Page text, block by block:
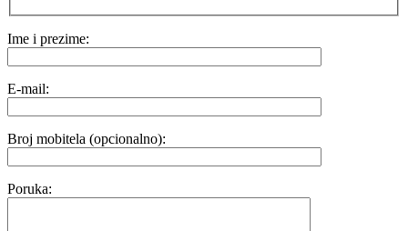
Ime i prezime:
E-mail:
Broj mobitela (opcionalno):
Poruka: